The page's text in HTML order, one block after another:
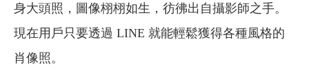
身大頭照，圖像栩栩如生，彷彿出自攝影師之手。
現在用戶只要透過 LINE 就能輕鬆獲得各種風格的
肖像照。